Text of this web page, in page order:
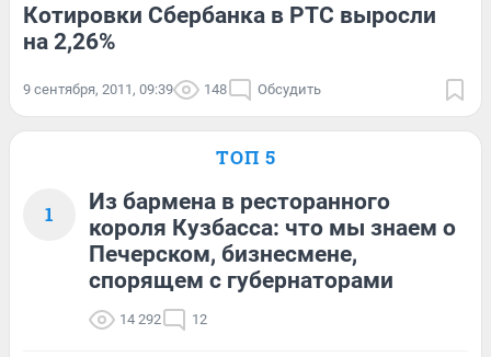
Котировки Сбербанка в РТС выросли
на 2,26%
9 сентября, 2011, 09:39 148 Обсудить
ТОП 5
1
Из бармена в ресторанного
короля Кузбасса: что мы знаем о
Печерском, бизнесмене,
спорящем с губернаторами
14 292 12